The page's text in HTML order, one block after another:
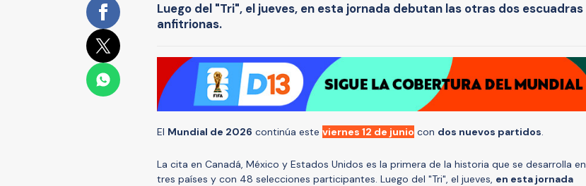
Luego del "Tri", el jueves, en esta jornada debutan las otras dos escuadras
anfitrionas.
El Mundial de 2026 continúa este viernes 12 de junio con dos nuevos partidos
La cita en Canadá, México y Estados Unidos es la primera de la historia que se desarrolla en
tres países y con 48 selecciones participantes. Luego del "Tri", el jueves, en esta jornada